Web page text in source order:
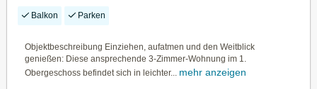
Balkon Parken
Objektbeschreibung Einziehen, aufatmen und den Weitblick
genießen: Diese ansprechende 3-Zimmer-Wohnung im 1.
Obergeschoss befindet sich in leichter... mehr anzeigen